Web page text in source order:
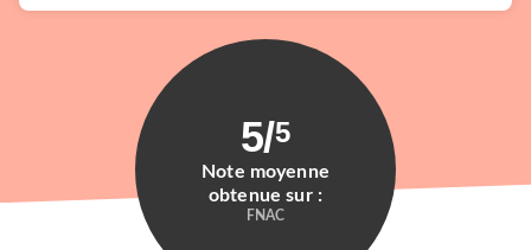
BIOGRAPHIES / MÉMOIRES
Passé composé
Anne Sinclair
04/05/2022
5/5
Note moyenne
obtenue sur :
FNAC